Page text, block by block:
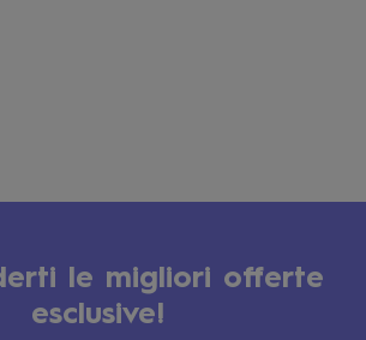
le migliori offerte
esclusive!